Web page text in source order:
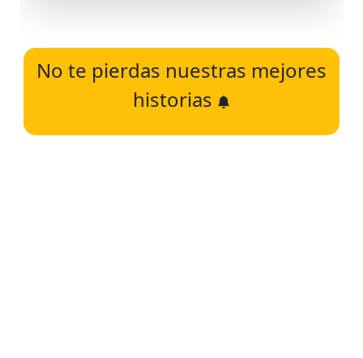
No te pierdas nuestras mejores
historias